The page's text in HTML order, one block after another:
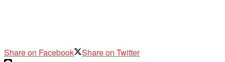
Share on Facebook Share on Twitter